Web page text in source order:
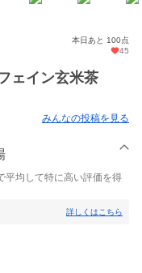
本日あと 100点
45
ェイン玄米茶
みんなの投稿を見る
平均して特に高い評価を得
詳しくはこちら